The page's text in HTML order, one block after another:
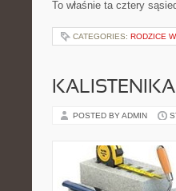
To właśnie ta cztery
CATEGORIES: RODZICE
KALISTENIKA
POSTED BY ADMIN